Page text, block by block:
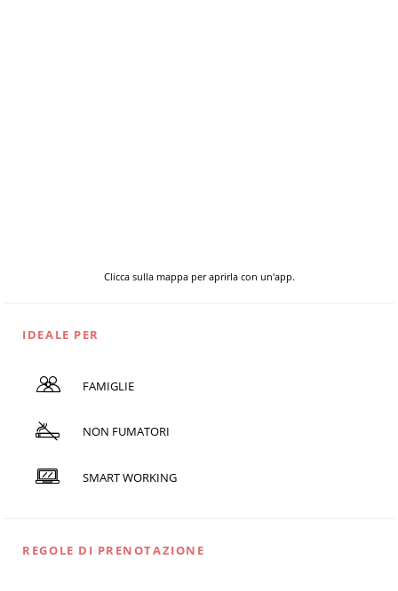
Clicca sulla mappa per aprirla con un'app.
IDEALE PER
FAMIGLIE
NON FUMATORI
SMART WORKING
REGOLE DI PRENOTAZIONE